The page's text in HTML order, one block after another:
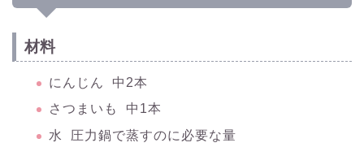
材料
にんじん 中2本
さつまいも 中1本
水 圧力鍋で蒸すのに必要な量